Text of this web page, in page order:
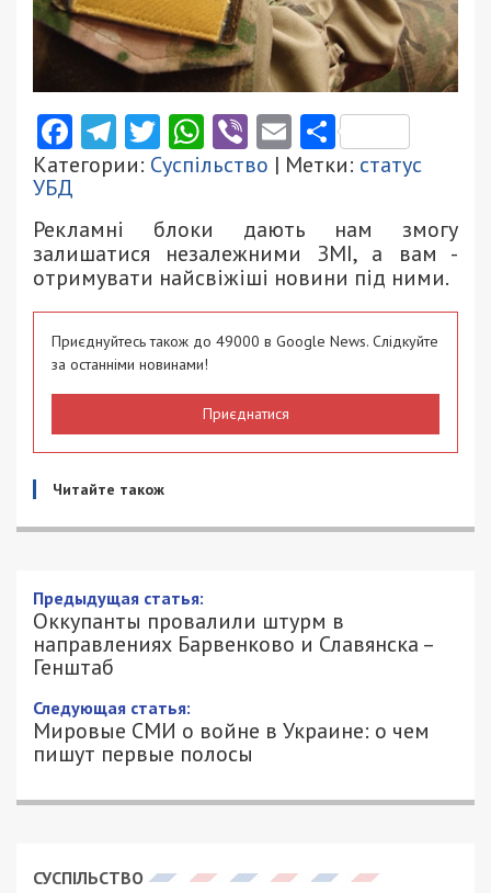
Facebook
Telegram
Twitter
WhatsApp
ViberEmail
Категории: Суспільство | Метки: статус
УБД
Рекламні блоки дають нам змогу
залишатися незалежними ЗМІ, а вам -
отримувати найсвіжіші новини під ними.
Приєднуйтесь також до 49000 в Google News. Слідкуйте
за останніми новинами!
Приєднатися
Читайте також
Оккупанты провалили штурм в
направлениях Барвенково и Славянска
– Генштаб
25/04/2022 - 11:48
ЕЛЕНА КОВАЛЕНКО - СПЕЦИАЛЬНО
ДЛЯ 49000.COM.UA
1628
Начались 61 сутки героического противостояния